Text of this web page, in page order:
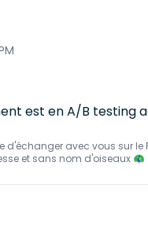
est en A/B testing
d'échanger avec vous sur le
et sans nom d'oiseaux 🦚